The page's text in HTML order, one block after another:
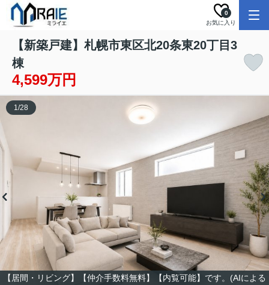
お気に入り
0
【新築戸建】札幌市東区北20条東20丁目3
棟
4,599万円
【居間・リビング】【仲介手数料無料】【内覧可能】です。(AIによる
1/28